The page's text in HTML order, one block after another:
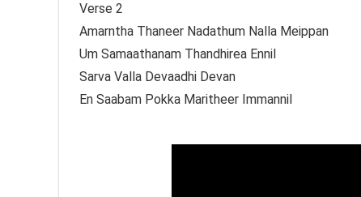
Verse 2
Amarntha Thaneer Nadathum Nalla Meippan
Um Samaathanam Thandhirea Ennil
Sarva Valla Devaadhi Devan
En Saabam Pokka Maritheer Immannil